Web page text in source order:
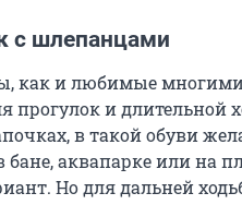
с шлепанцами
как и любимые многими
прогулок и длительной
в такой обуви
бане, аквапарке или на
Но для дальней